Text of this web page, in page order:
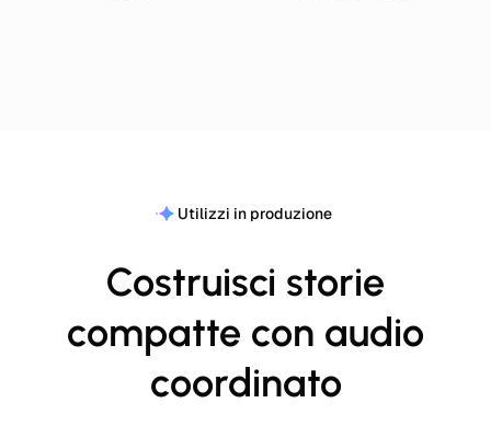
Utilizzi in produzione
Costruisci storie
compatte con audio
coordinato